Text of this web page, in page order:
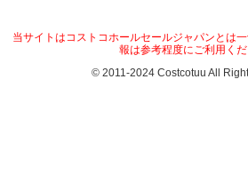
当サイトはコストコホールセールジャパンとは
報は参考程度にご利用くだ
© 2011-2024 Costcotuu All